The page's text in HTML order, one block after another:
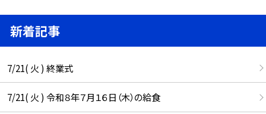
新着記事
7/21( 火 ) 終業式
7/21( 火 ) 令和８年７月１６日（木）の給食